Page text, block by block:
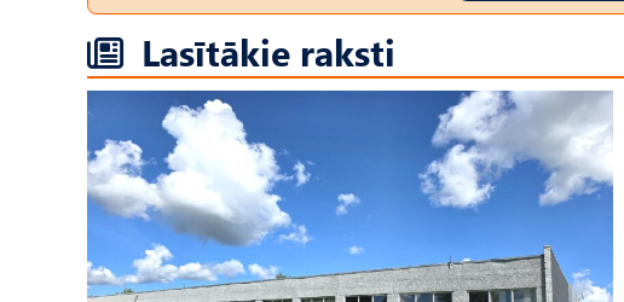
Lasītākie raksti